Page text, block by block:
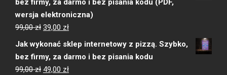
1999,00 zł. 799,00 zł.
bez firmy, za darmo i bez pisania kodu (PDF,
wersja elektroniczna)
99,00zł Pierwotna
cena
wynosiła:
99,00 zł.
39,00 złAktualna
cena
wynosi:
Jak wykonać sklep internetowy z pizzą. Szybko,
bez firmy, za darmo i bez pisania kodu
99,00zł Pierwotna
49,00 złAktualna